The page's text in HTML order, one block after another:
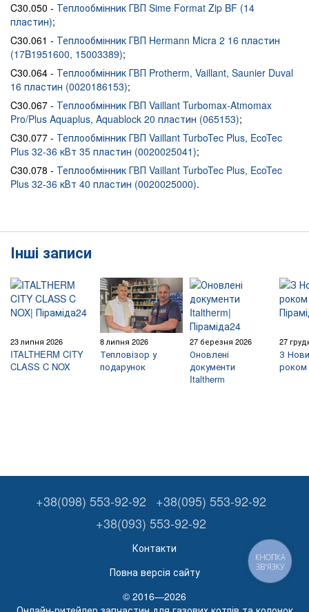
C30.050 - Теплообмінник ГВП Sime Format Zip BF (14
пластин);
C30.061 - Теплообмінник ГВП Hermann Micra 2 16 пластин
(17B1951600, 15003389);
C30.064 - Теплообмінник ГВП Protherm, Vaillant, Saunier Duval
16 пластин (0020186153);
C30.067 - Теплообмінник ГВП Vaillant Turbomax-Atmomax
Pro/Plus Aquaplus, Aquablock 20 пластин (065153);
C30.077 - Теплообмінник ГВП Vaillant TurboTec Plus, EcoTec
Plus 32-36 кВт 35 пластин (0020025041);
C30.078 - Теплообмінник ГВП Vaillant TurboTec Plus, EcoTec
Plus 32-36 кВт 40 пластин (0020025000).
Інші записи
23 липня 2026
ITALTHERM CITY
CLASS C NOX
8 липня 2026
Тепловізор у
подарунок
27 березня 2026
Оновлені
документи
Italtherm
27
З
роком
+38(098) 553-92-92
+38(095) 553-92-92
+38(093) 553-92-92
Контакти
Повна версія сайту
© 2016—2026
КНОПКА
ЗВ'ЯЗКУ